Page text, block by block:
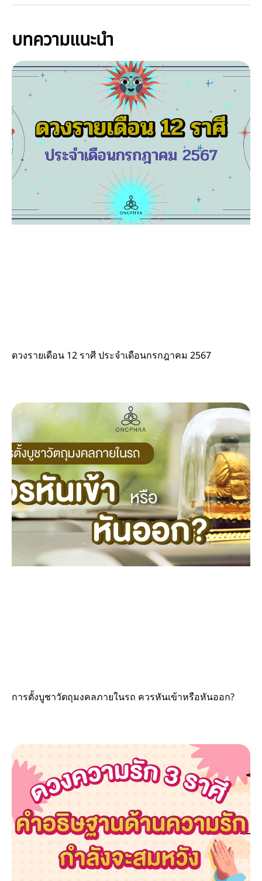
บทความแนะนำ
ดวงรายเดือน 12 ราศี ประจำเดือนกรกฎาคม 2567
การตั้งบูชาวัตถุมงคลภายในรถ ควรหันเข้าหรือหันออก?